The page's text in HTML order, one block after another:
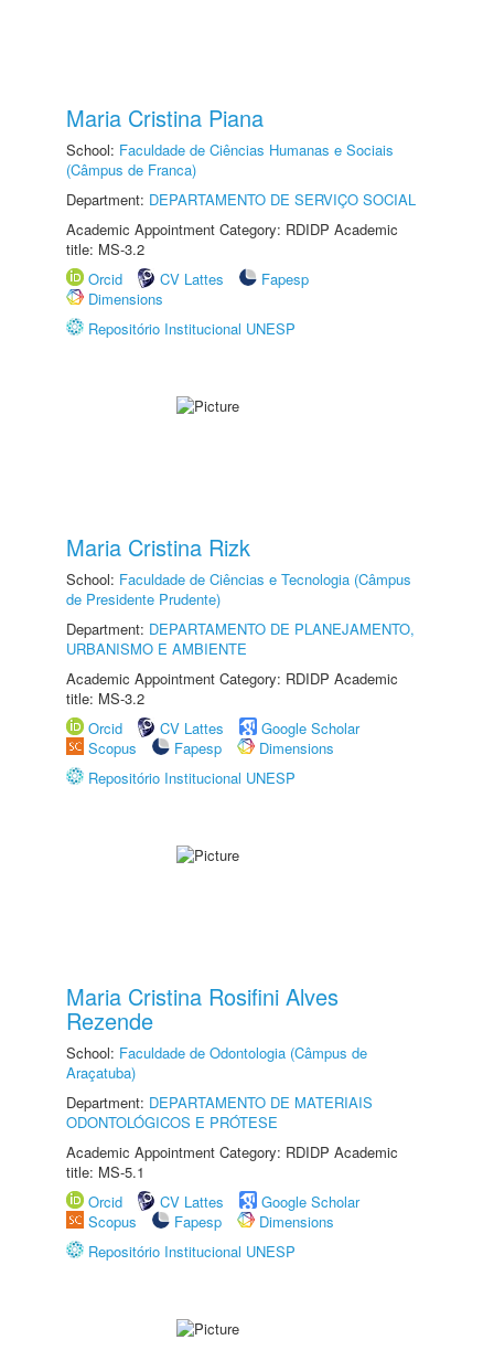
Maria Cristina Piana
School: Faculdade de Ciências Humanas e Sociais
(Câmpus de Franca)
Department: DEPARTAMENTO DE SERVIÇO SOCIAL
Academic Appointment Category: RDIDP Academic
title: MS-3.2
Orcid
CV Lattes
Fapesp
Dimensions
Repositório Institucional UNESP
Maria Cristina Rizk
School: Faculdade de Ciências e Tecnologia (Câmpus
de Presidente Prudente)
Department: DEPARTAMENTO DE PLANEJAMENTO,
URBANISMO E AMBIENTE
Academic Appointment Category: RDIDP Academic
title: MS-3.2
Orcid
CV Lattes
Google Scholar
Scopus
Fapesp
Dimensions
Repositório Institucional UNESP
Maria Cristina Rosifini Alves
Rezende
School: Faculdade de Odontologia (Câmpus de
Araçatuba)
Department: DEPARTAMENTO DE MATERIAIS
ODONTOLÓGICOS E PRÓTESE
Academic Appointment Category: RDIDP Academic
title: MS-5.1
Orcid
CV Lattes
Google Scholar
Scopus
Fapesp
Dimensions
Repositório Institucional UNESP